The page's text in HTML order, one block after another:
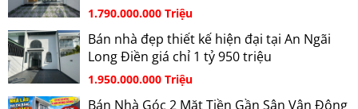
1.790.000.000 Triệu
Bán nhà đẹp thiết kế hiện đại tại An Ngãi
Long Điền giá chỉ 1 tỷ 950 triệu
1.950.000.000 Triệu
Bán Nhà Góc 2 Mặt Tiền Gần Sân Vận Động